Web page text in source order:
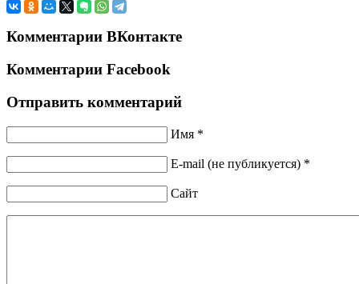
Комментарии ВКонтакте
Комментарии Facebook
Отправить комментарий
Имя *
E-mail (не публикуется) *
Сайт